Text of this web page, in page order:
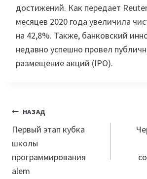
достижений. Как передает
месяцев 2020 года увеличила
на 42,8%. Также, банковский
недавно успешно провел
размещение акций (IPO).
Навигация
по
записям
НАЗАД
Первый этап кубка
школы
программирования
alem